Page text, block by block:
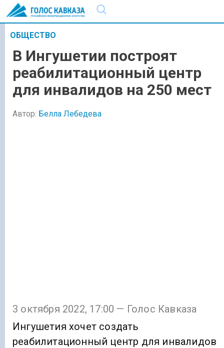
ОБЩЕСТВО
В Ингушетии построят
реабилитационный центр
для инвалидов на 250 мест
Автор: Белла Лебедева
3 октября 2022, 17:00 — Голос Кавказа
Ингушетия хочет создать
реабилитационный центр для инвалидов